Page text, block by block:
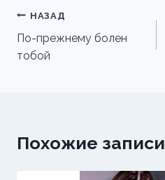
Навигация
по
записям
НАЗАД
По-прежнему болен
тобой
Похожие записи